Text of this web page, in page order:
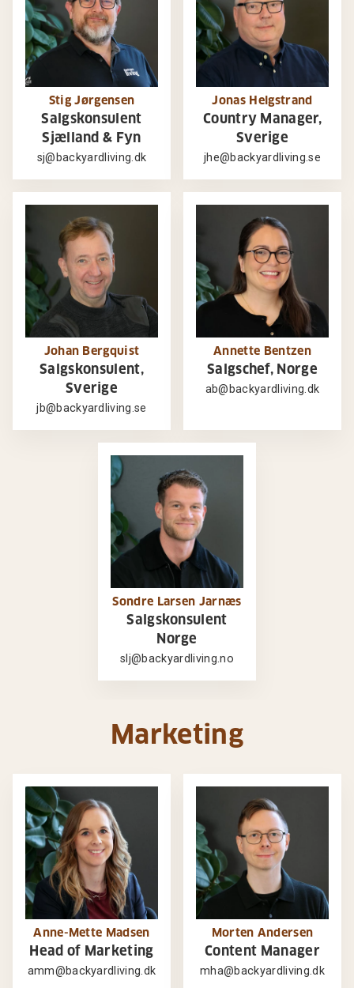
Stig Jørgensen
Salgskonsulent
Sjælland & Fyn
sj@backyardliving.dk
Jonas Helgstrand
Country Manager,
Sverige
jhe@backyardliving.se
Johan Bergquist
Salgskonsulent,
Sverige
jb@backyardliving.se
Annette Bentzen
Salgschef, Norge
ab@backyardliving.dk
Sondre Larsen Jarnæs
Salgskonsulent
Norge
slj@backyardliving.no
Marketing
Anne-Mette Madsen
Head of Marketing
amm@backyardliving.dk
Morten Andersen
Content Manager
mha@backyardliving.dk